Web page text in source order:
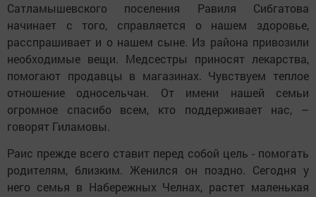
Сатламышевского поселения Равиля Сибгатова
начинает с того, справляется о нашем здоровье,
расспрашивает и о нашем сыне. Из района привозили
необходимые вещи. Медсестры приносят лекарства,
помогают продавцы в магазинах. Чувствуем теплое
отношение односельчан. От имени нашей семьи
огромное спасибо всем, кто поддерживает нас, –
говорят Гиламовы.
Раис прежде всего ставит перед собой цель - помогать
родителям, близким. Женился он поздно. Сегодня у
него семья в Набережных Челнах, растет маленькая